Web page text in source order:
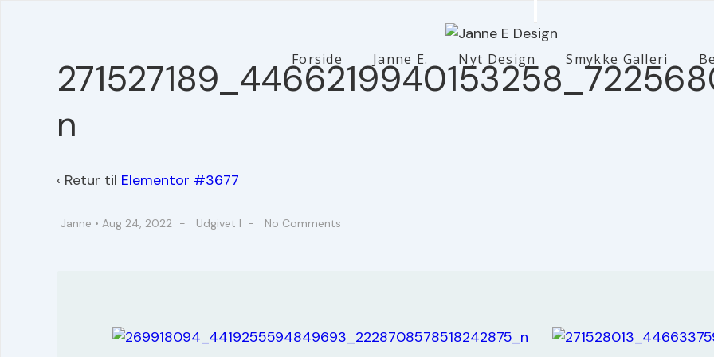
hovedindhold
Main
Navigation
Forside Janne E. Nyt Design Smykke Galleri
n
‹ Retur til Elementor #3677
Janne • Aug 24, 2022 Udgivet I No Comments